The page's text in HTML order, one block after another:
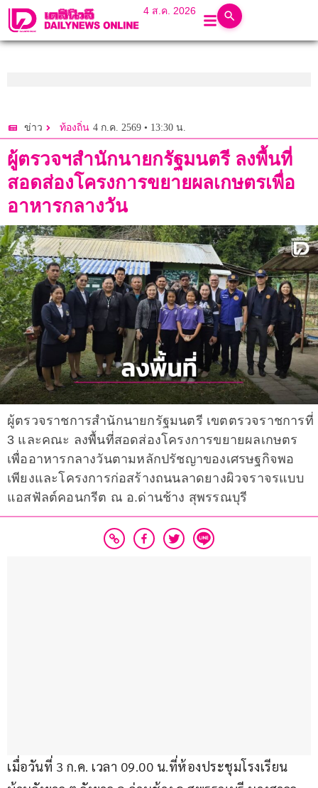
4 ส.ค. 2026
ข่าว ท้องถิ่น 4 ก.ค. 2569 • 13:30 น.
ผู้ตรวจฯสำนักนายกรัฐมนตรี ลงพื้นที่
สอดส่องโครงการขยายผลเกษตรเพื่อ
อาหารกลางวัน
ผู้ตรวจราชการสำนักนายกรัฐมนตรี เขตตรวจราชการที่
3 และคณะ ลงพื้นที่สอดส่องโครงการขยายผลเกษตร
เพื่ออาหารกลางวันตามหลักปรัชญาของเศรษฐกิจพอ
เพียงและโครงการก่อสร้างถนนลาดยางผิวจราจรแบบ
แอสฟัลต์คอนกรีต ณ อ.ด่านช้าง สุพรรณบุรี
เมื่อวันที่ 3 ก.ค. เวลา 09.00 น.ที่ห้องประชุมโรงเรียน